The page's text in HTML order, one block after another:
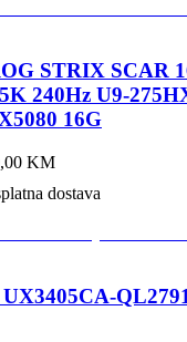
STRIX SCAR
240Hz U9-
16G
KM
dostava
UX3405CA-